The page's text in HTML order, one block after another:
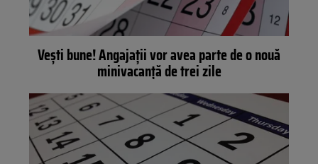
Veşti bune! Angajaţii vor avea parte de o nouă
minivacanţă de trei zile